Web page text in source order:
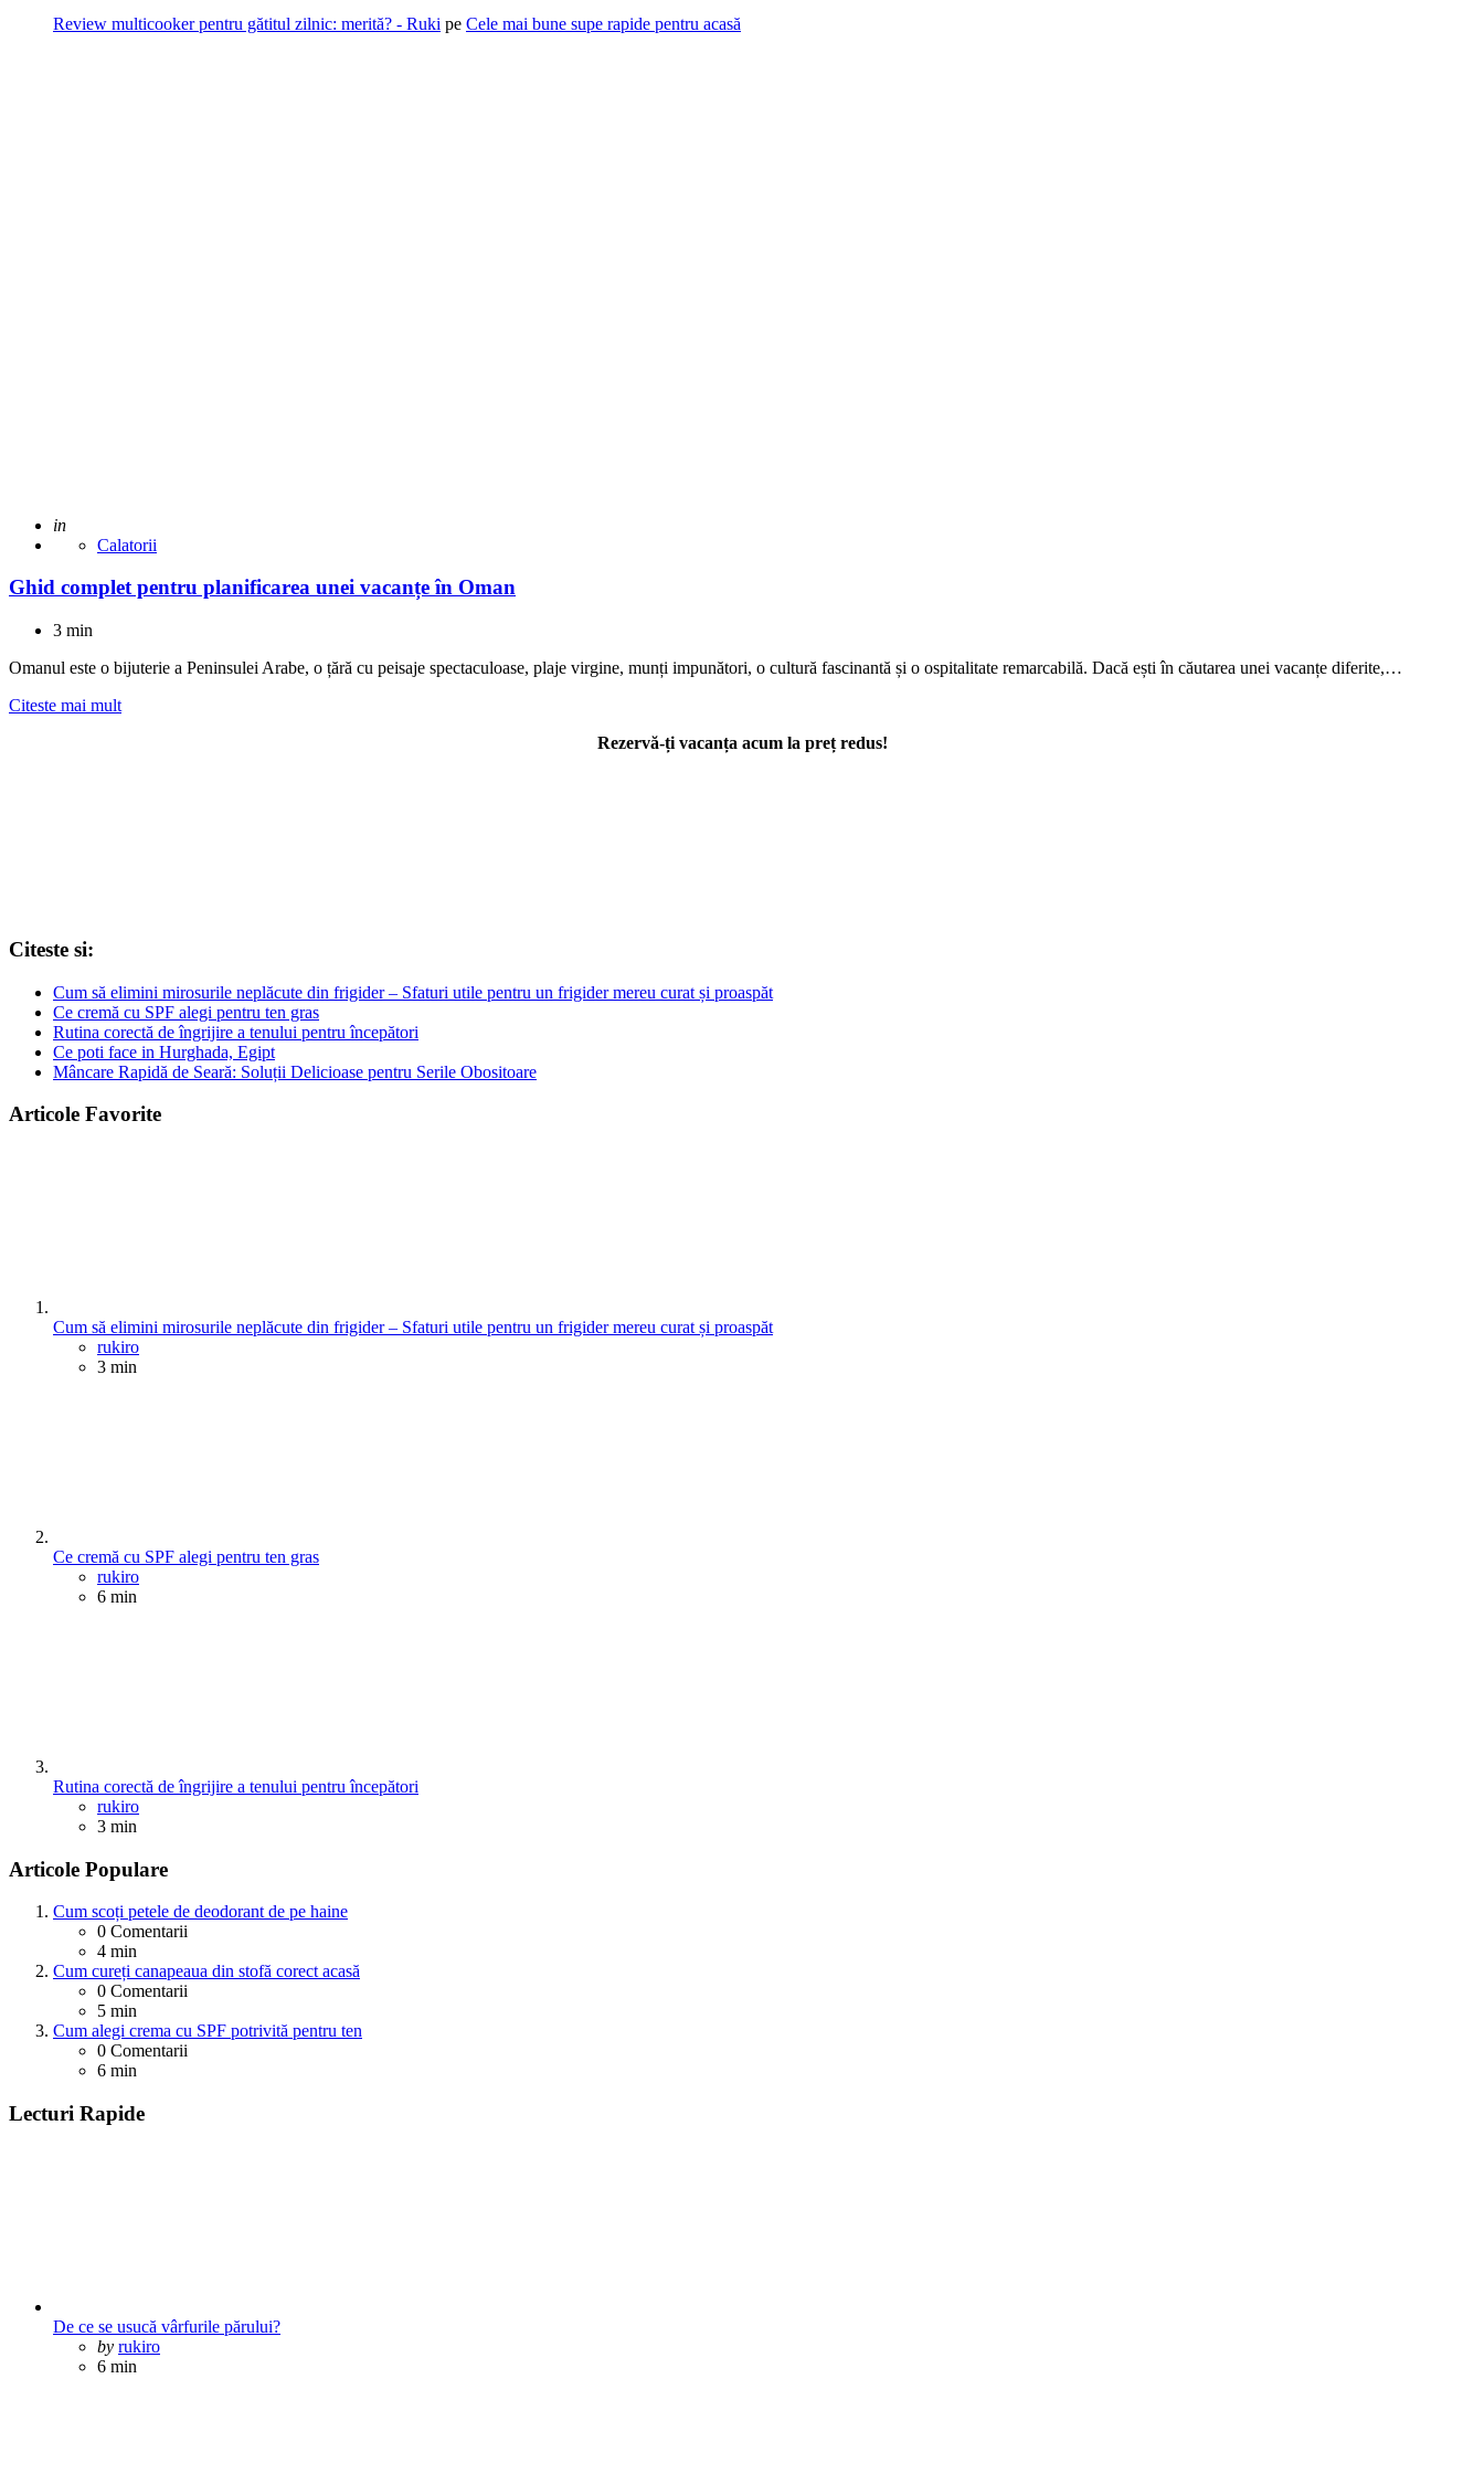
Review multicooker pentru gătitul zilnic: merită? - Ruki pe Cele mai bune supe rapide pentru acasă
Adaugat
in
Calatorii
Ghid complet pentru planificarea unei vacanțe în Oman
3 min
Omanul este o bijuterie a Peninsulei Arabe, o țără cu peisaje spectaculoase, plaje virgine, munți impunători, o cultură fascinantă și o ospitalitate remarcabilă. Dacă ești în căutarea unei vacanțe diferite,…
Citeste mai mult
Rezervă-ți vacanța acum la preț redus!
Citeste si:
Cum să elimini mirosurile neplăcute din frigider – Sfaturi utile pentru un frigider mereu curat și proaspăt
Ce cremă cu SPF alegi pentru ten gras
Rutina corectă de îngrijire a tenului pentru începători
Ce poti face in Hurghada, Egipt
Mâncare Rapidă de Seară: Soluții Delicioase pentru Serile Obositoare
Articole Favorite
Cum să elimini mirosurile neplăcute din frigider – Sfaturi utile pentru un frigider mereu curat și proaspăt
Posted
rukiro
3 min
Ce cremă cu SPF alegi pentru ten gras
Posted
rukiro
6 min
Rutina corectă de îngrijire a tenului pentru începători
Posted
rukiro
3 min
Articole Populare
Cum scoți petele de deodorant de pe haine
0 Comentarii
4 min
Cum cureți canapeaua din stofă corect acasă
0 Comentarii
5 min
Cum alegi crema cu SPF potrivită pentru ten
0 Comentarii
6 min
Lecturi Rapide
De ce se usucă vârfurile părului?
Posted
by rukiro
6 min